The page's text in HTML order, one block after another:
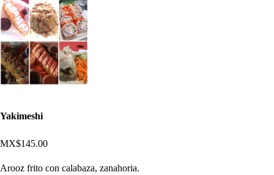
Yakimeshi
MX$145.00
Arooz frito con calabaza, zanahoria.